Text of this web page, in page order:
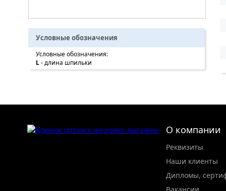
Условные обозначения
Условные обозначения:
L- длина шпильки
О компании
Реквизиты
Наши клиенты
Дипломы,